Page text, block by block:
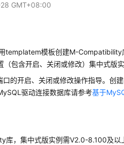
GMT+08:00
templatem模板创建M-
（包含开启、关闭或修改）集中式版
口的开启、关闭或修改操作指导。创
驱动连接数据库请参考基于
库，集中式版实例需V2.0-8.100及